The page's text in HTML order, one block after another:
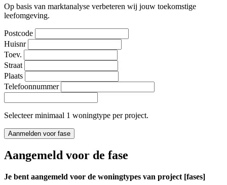
Op basis van marktanalyse verbeteren wij jouw toekomstige
leefomgeving.
Postcode
Huisnr
Toev.
Straat
Plaats
Telefoonnummer
Selecteer minimaal 1 woningtype per project.
Aanmelden voor fase
Aangemeld voor de fase
Je bent aangemeld voor de woningtypes van project [fases]